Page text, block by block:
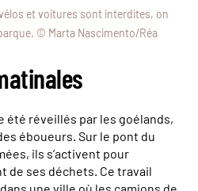
et voitures sont interdites, on
© Marta Nascimento/Réa
été réveillés par les goélands,
éboueurs. Sur le pont du
ils s’activent pour
de ses déchets. Ce travail